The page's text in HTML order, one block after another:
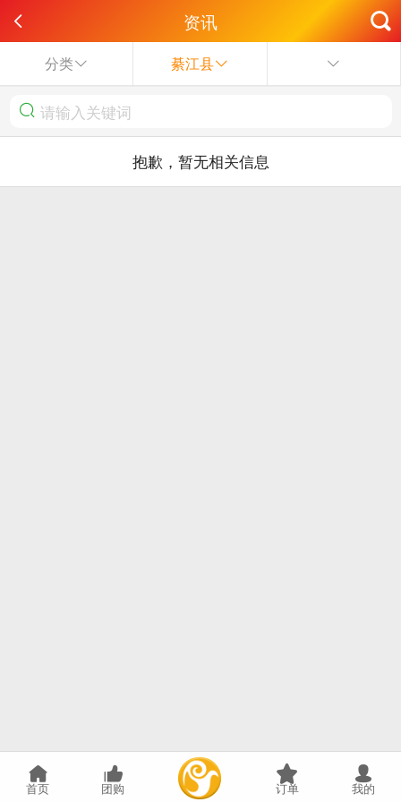
资讯
分类 綦江县
抱歉，暂无相关信息
首页 团购 订单 我的